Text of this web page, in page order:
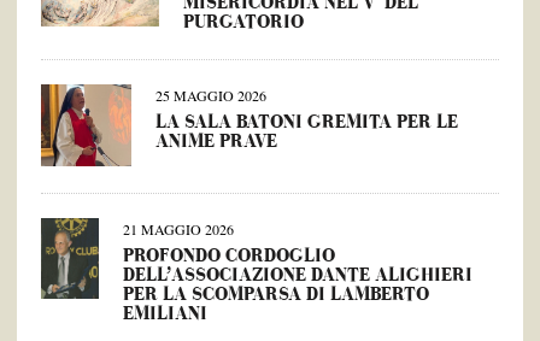
PURGATORIO
25 MAGGIO 2026
LA SALA BATONI GREMITA PER LE
ANIME PRAVE
21 MAGGIO 2026
PROFONDO CORDOGLIO
DELL’ASSOCIAZIONE DANTE ALIGHIERI
PER LA SCOMPARSA DI LAMBERTO
EMILIANI